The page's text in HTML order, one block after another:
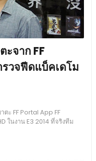
จาก FF
วจฟีดแบ็คเดโม
FF Portal App FF
ในงาน E3 2014 ที่จริงทีม